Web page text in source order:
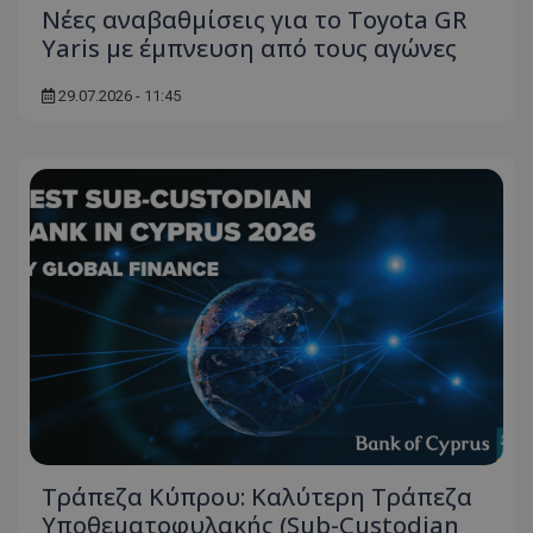
Νέες αναβαθμίσεις για το Toyota GR
Yaris με έμπνευση από τους αγώνες
29.07.2026 - 11:45
Τράπεζα Κύπρου: Καλύτερη Τράπεζα
Υποθεματοφυλακής (Sub-Custodian
ASP.NET_SessionId
Microsoft Corporation
VISITOR_PRIVACY_METADATA
YouTube
.youtube.com